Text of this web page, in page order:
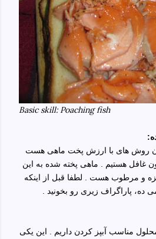
Basic skill: Poaching fish
روش های با ارزش پخت ماهی هست
غافل هستیم . ماهی پخته شده به این
و مرطوب هست . لطفا قبل از اینکه
پاراگراف زیری رو بخونید .
محلول مناسب آبپز کردن داریم . این یکی